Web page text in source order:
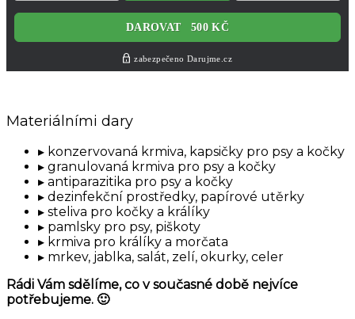
Materiálními dary
konzervovaná krmiva, kapsičky pro psy a kočky
granulovaná krmiva pro psy a kočky
antiparazitika pro psy a kočky
dezinfekční prostředky, papírové utěrky
steliva pro kočky a králíky
pamlsky pro psy, piškoty
krmiva pro králíky a morčata
mrkev, jablka, salát, zelí, okurky, celer
Rádi Vám sdělíme, co v současné době nejvíce
potřebujeme. 🙂